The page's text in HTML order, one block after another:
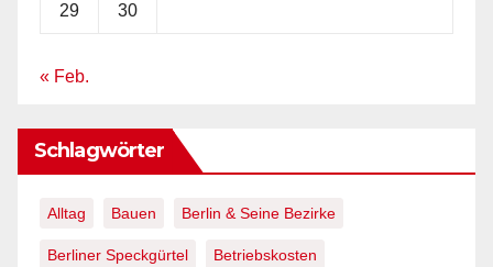
29 30
« Feb.
Schlagwörter
Alltag Bauen Berlin & Seine Bezirke
Berliner Speckgürtel Betriebskosten